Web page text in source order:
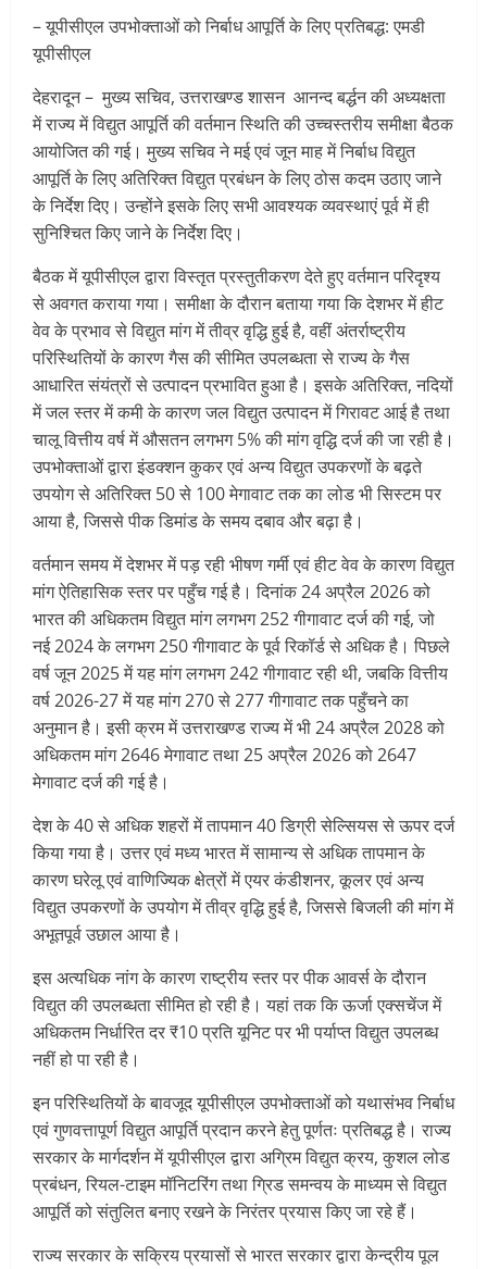
– यूपीसीएल उपभोक्ताओं को निर्बाध आपूर्ति के लिए प्रतिबद्ध: एमडी
यूपीसीएल
देहरादून – मुख्य सचिव, उत्तराखण्ड शासन आनन्द बर्द्धन की अध्यक्षता
में राज्य में विद्युत आपूर्ति की वर्तमान स्थिति की उच्चस्तरीय समीक्षा बैठक
आयोजित की गई। मुख्य सचिव ने मई एवं जून माह में निर्बाध विद्युत
आपूर्ति के लिए अतिरिक्त विद्युत प्रबंधन के लिए ठोस कदम उठाए जाने
के निर्देश दिए। उन्होंने इसके लिए सभी आवश्यक व्यवस्थाएं पूर्व में ही
सुनिश्चित किए जाने के निर्देश दिए।
बैठक में यूपीसीएल द्वारा विस्तृत प्रस्तुतीकरण देते हुए वर्तमान परिदृश्य
से अवगत कराया गया। समीक्षा के दौरान बताया गया कि देशभर में हीट
वेव के प्रभाव से विद्युत मांग में तीव्र वृद्धि हुई है, वहीं अंतर्राष्ट्रीय
परिस्थितियों के कारण गैस की सीमित उपलब्धता से राज्य के गैस
आधारित संयंत्रों से उत्पादन प्रभावित हुआ है। इसके अतिरिक्त, नदियों
में जल स्तर में कमी के कारण जल विद्युत उत्पादन में गिरावट आई है तथा
चालू वित्तीय वर्ष में औसतन लगभग 5% की मांग वृद्धि दर्ज की जा रही है।
उपभोक्ताओं द्वारा इंडक्शन कुकर एवं अन्य विद्युत उपकरणों के बढ़ते
उपयोग से अतिरिक्त 50 से 100 मेगावाट तक का लोड भी सिस्टम पर
आया है, जिससे पीक डिमांड के समय दबाव और बढ़ा है।
वर्तमान समय में देशभर में पड़ रही भीषण गर्मी एवं हीट वेव के कारण विद्युत
मांग ऐतिहासिक स्तर पर पहुँच गई है। दिनांक 24 अप्रैल 2026 को
भारत की अधिकतम विद्युत मांग लगभग 252 गीगावाट दर्ज की गई, जो
नई 2024 के लगभग 250 गीगावाट के पूर्व रिकॉर्ड से अधिक है। पिछले
वर्ष जून 2025 में यह मांग लगभग 242 गीगावाट रही थी, जबकि वित्तीय
वर्ष 2026-27 में यह मांग 270 से 277 गीगावाट तक पहुँचने का
अनुमान है। इसी क्रम में उत्तराखण्ड राज्य में भी 24 अप्रैल 2028 को
अधिकतम मांग 2646 मेगावाट तथा 25 अप्रैल 2026 को 2647
मेगावाट दर्ज की गई है।
देश के 40 से अधिक शहरों में तापमान 40 डिग्री सेल्सियस से ऊपर दर्ज
किया गया है। उत्तर एवं मध्य भारत में सामान्य से अधिक तापमान के
कारण घरेलू एवं वाणिज्यिक क्षेत्रों में एयर कंडीशनर, कूलर एवं अन्य
विद्युत उपकरणों के उपयोग में तीव्र वृद्धि हुई है, जिससे बिजली की मांग में
अभूतपूर्व उछाल आया है।
इस अत्यधिक नांग के कारण राष्ट्रीय स्तर पर पीक आवर्स के दौरान
विद्युत की उपलब्धता सीमित हो रही है। यहां तक कि ऊर्जा एक्सचेंज में
अधिकतम निर्धारित दर ₹10 प्रति यूनिट पर भी पर्याप्त विद्युत उपलब्ध
नहीं हो पा रही है।
इन परिस्थितियों के बावजूद यूपीसीएल उपभोक्ताओं को यथासंभव निर्बाध
एवं गुणवत्तापूर्ण विद्युत आपूर्ति प्रदान करने हेतु पूर्णतः प्रतिबद्ध है। राज्य
सरकार के मार्गदर्शन में यूपीसीएल द्वारा अग्रिम विद्युत क्रय, कुशल लोड
प्रबंधन, रियल-टाइम मॉनिटरिंग तथा ग्रिड समन्वय के माध्यम से विद्युत
आपूर्ति को संतुलित बनाए रखने के निरंतर प्रयास किए जा रहे हैं।
राज्य सरकार के सक्रिय प्रयासों से भारत सरकार द्वारा केन्द्रीय पूल